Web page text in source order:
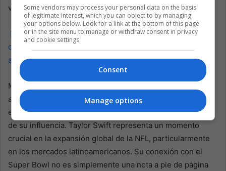
venideros.
Lea también: La nueva ley peruana sobre despido
docente: un camino bien intencionado y plagado de
ambigüedades
Mientras especulamos sobre la asistencia de Swift y
analizamos las innumerables teorías que giran en torno a
ella, mantengamos de vista las implicaciones más amplias
de su influencia. Taylor Swift representa un momento
crucial en la expansión global de la NFL, particularmente
en los mercados latinoamericanos. Su conexión con el
Super Bowl no es simplemente una nota a pie de página
Some vendors may process your personal data on the basis
of legitimate interest, which you can object to by managing
your options below. Look for a link at the bottom of this page
or in the site menu to manage or withdraw consent in privacy
and cookie settings.
Consent
Manage options